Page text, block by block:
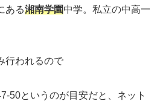
ある湘南学園中学。私立の中高一
行われるので
50というのが目安だと、ネット